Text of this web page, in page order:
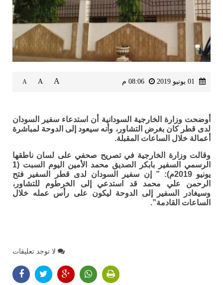
A
A
A
أوضحت وزارة الخارجية السودانية أن استدعاء سفير السودان
لدى قطر كان بغرض التشاور، وأنه سيعود إلى الدوحة لمباشرة
أعمالة خلال الساعات المقبلة.
وقالت وزارة الخارجية في تصريح صحفي على لسان ناطقها
الرسمي السفير بابكر الصديق محمد الأمين اليوم السبت (1
يونيو 2019م): ” إن سفير السودان لدى قطر السفير فتح
الرحمن علي محمد قد استدعي إلى الخرطوم للتشاور،
وسيغادر السفير إلى الدوحة ليكون على رأس عمله خلال
الساعات القادمة”.
لا توجد تعليقات